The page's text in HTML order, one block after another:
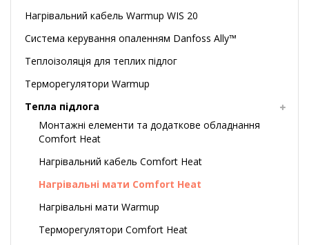
Нагрівальний кабель Warmup WIS 20
Система керування опаленням Danfoss Ally™
Теплоізоляція для теплих підлог
Терморегулятори Warmup
Тепла підлога
Монтажні елементи та додаткове обладнання
Comfort Heat
Нагрівальний кабель Comfort Heat
Нагрівальні мати Comfort Heat
Нагрівальні мати Warmup
Терморегулятори Comfort Heat